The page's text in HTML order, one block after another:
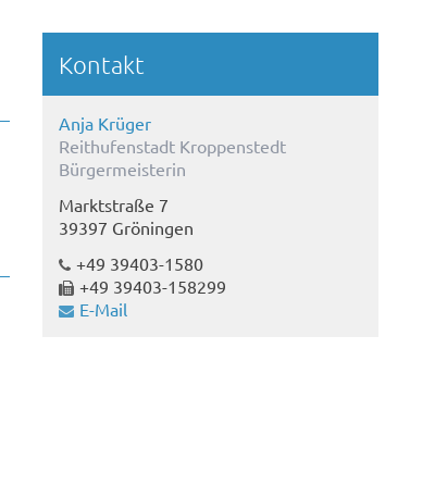
Kontakt
Anja Krüger
Reithufenstadt Kroppenstedt
Bürgermeisterin
Marktstraße 7
39397 Gröningen
+49 39403-1580
+49 39403-158299
E-Mail